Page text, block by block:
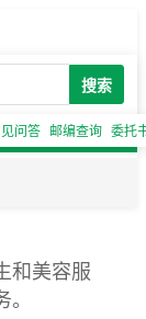
搜索
问答 邮编查询 委托
和美容服